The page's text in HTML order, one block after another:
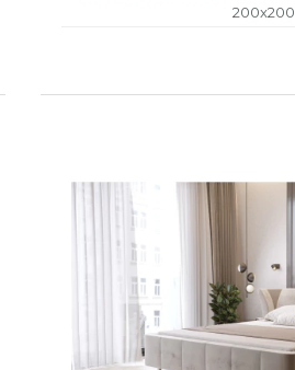
200x200